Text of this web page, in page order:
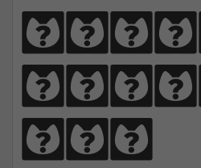
猫笔千
长，啃
真功。